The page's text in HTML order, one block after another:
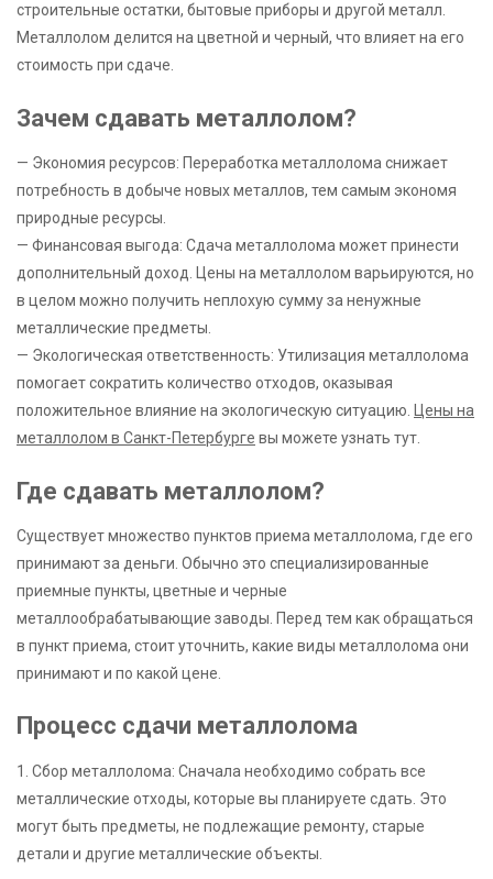
строительные остатки, бытовые приборы и другой металл.
Металлолом делится на цветной и черный, что влияет на его
стоимость при сдаче.
Зачем сдавать металлолом?
— Экономия ресурсов: Переработка металлолома снижает
потребность в добыче новых металлов, тем самым экономя
природные ресурсы.
— Финансовая выгода: Сдача металлолома может принести
дополнительный доход. Цены на металлолом варьируются, но
в целом можно получить неплохую сумму за ненужные
металлические предметы.
— Экологическая ответственность: Утилизация металлолома
помогает сократить количество отходов, оказывая
положительное влияние на экологическую ситуацию. Цены на
металлолом в Санкт-Петербурге вы можете узнать тут.
Где сдавать металлолом?
Существует множество пунктов приема металлолома, где его
принимают за деньги. Обычно это специализированные
приемные пункты, цветные и черные
металлообрабатывающие заводы. Перед тем как обращаться
в пункт приема, стоит уточнить, какие виды металлолома они
принимают и по какой цене.
Процесс сдачи металлолома
1. Сбор металлолома: Сначала необходимо собрать все
металлические отходы, которые вы планируете сдать. Это
могут быть предметы, не подлежащие ремонту, старые
детали и другие металлические объекты.